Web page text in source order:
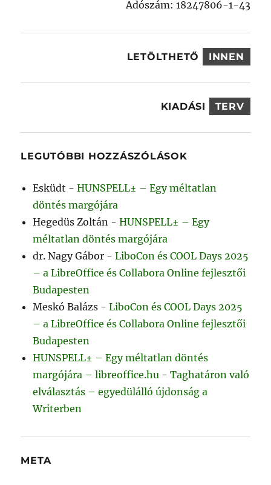
Adószám: 18247806-1-43
LETÖLTHETŐ INNEN
KIADÁSI TERV
LEGUTÓBBI HOZZÁSZÓLÁSOK
Esküdt -HUNSPELL± – Egy méltatlan
döntés margójára
Hegedüs Zoltán -HUNSPELL± – Egy
méltatlan döntés margójára
dr. Nagy Gábor -LiboCon és COOL Days 2025
– a LibreOffice és Collabora Online fejlesztői
Budapesten
Meskó Balázs -LiboCon és COOL Days 2025
– a LibreOffice és Collabora Online fejlesztői
Budapesten
HUNSPELL± – Egy méltatlan döntés
margójára – libreoffice.hu -Taghatáron való
elválasztás – egyedülálló újdonság a
Writerben
META